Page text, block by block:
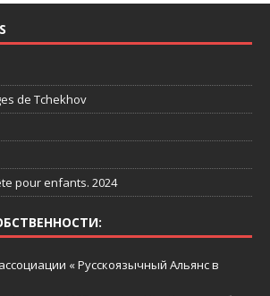
de Tchekhov
pour enfants. 2024
« Русскоязычный Aльянс в